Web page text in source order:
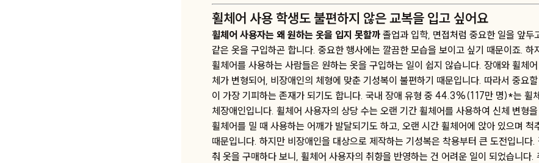
휠체어 사용 학생도 불편하지 않은 교복을 입고 싶어요
휠체어 사용자는 왜 원하는 옷을 입지 못할까 졸업과 입학, 면접처럼 중요한 일을 앞두
같은 옷을 구입하곤 합니다. 중요한 행사에는 깔끔한 모습을 보이고 싶기 때문이죠. 하
휠체어를 사용하는 사람들은 원하는 옷을 구입하는 일이 쉽지 않습니다. 장애와 휠체
체가 변형되어, 비장애인의 체형에 맞춘 기성복이 불편하기 때문입니다. 따라서 중요
이 가장 기피하는 존재가 되기도 합니다. 국내 장애 유형 중 44.3%(117만 명)*는 휠
체장애인입니다. 휠체어 사용자의 상당 수는 오랜 기간 휠체어를 사용하여 신체 변형
휠체어를 밀 때 사용하는 어깨가 발달되기도 하고, 오랜 시간 휠체어에 앉아 있으며 척
때문입니다. 하지만 비장애인을 대상으로 제작하는 기성복은 착용부터 큰 도전입니다.
춰 옷을 구매하다 보니, 휠체어 사용자의 취향을 반영하는 건 어려운 일이 되었습니다.